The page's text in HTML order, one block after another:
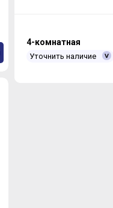
4-комнатная
Уточнить наличие